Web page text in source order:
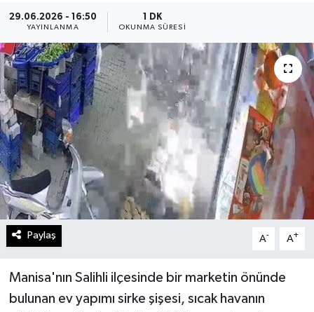
29.06.2026 - 16:50
YAYINLANMA
1 DK
OKUNMA SÜRESI
Paylaş A- A+
Manisa'nın Salihli ilçesinde bir marketin önünde
bulunan ev yapımı sirke şişesi, sıcak havanın